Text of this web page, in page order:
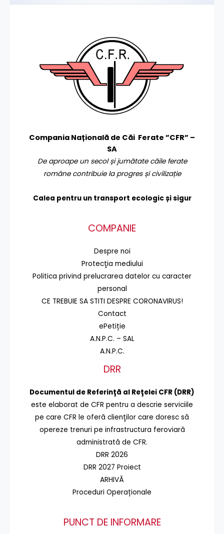
Compania Națională de Căi Ferate ”CFR” –
SA
De aproape un secol și jumătate căile ferate
române contribuie la progres și civilizație
Calea pentru un transport ecologic și sigur
COMPANIE
Despre noi
Protecţia mediului
Politica privind prelucrarea datelor cu caracter
personal
CE TREBUIE SA STITI DESPRE CORONAVIRUS!
Contact
ePetiție
A.N.P.C. – SAL
A.N.P.C.
DRR
Documentul de Referinţă al Reţelei CFR (DRR)
este elaborat de CFR pentru a descrie serviciile
pe care CFR le oferă clienţilor care doresc să
opereze trenuri pe infrastructura feroviară
administrată de CFR.
DRR 2026
DRR 2027 Proiect
ARHIVĂ
Proceduri Operaționale
PUNCT DE INFORMARE